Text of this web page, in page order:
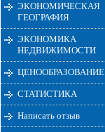
ЭКОНОМИЧЕСКАЯ
ГЕОГРАФИЯ
ЭКОНОМИКА
НЕДВИЖИМОСТИ
ЦЕНООБРАЗОВАНИЕ
СТАТИСТИКА
Написать отзыв